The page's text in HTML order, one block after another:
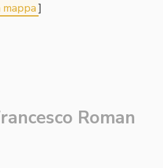
mappa ]
Roman